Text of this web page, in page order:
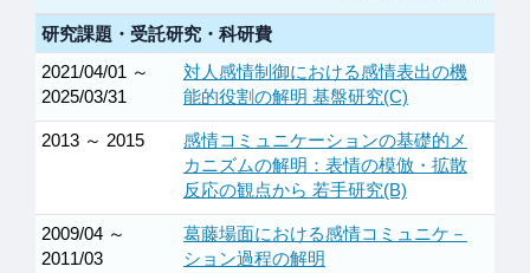
研究課題・受託研究・科研費
2021/04/01 ～
2025/03/31
対人感情制御における感情表出の機
能的役割の解明 基盤研究(C)
2013 ～ 2015
感情コミュニケーションの基礎的メ
カニズムの解明：表情の模倣・拡散
反応の観点から 若手研究(B)
2009/04 ～
2011/03
葛藤場面における感情コミュニケ－
ション過程の解明